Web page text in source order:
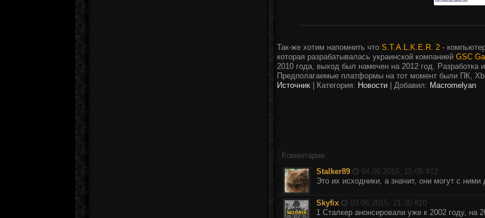
Так-же хотим напомнить что S.T.A.L.K.E.R. 2 -
которая разрабатывалась украинской компанией GSC
2010 года, выход был намечен на 2012 год. Разработка
Предполагаемые платформы на тот момент были ПК,
Источник
Категория: Новости | Добавил: Macromelyan
Коментарии
Stalker89
04.06.2015, 15:05 #12
Это их исходники, а значит, они могут с ними
Skyfix 03.06.2015, 21:30 #10
1 Сталкер анонсировали уже к 2002 году, на